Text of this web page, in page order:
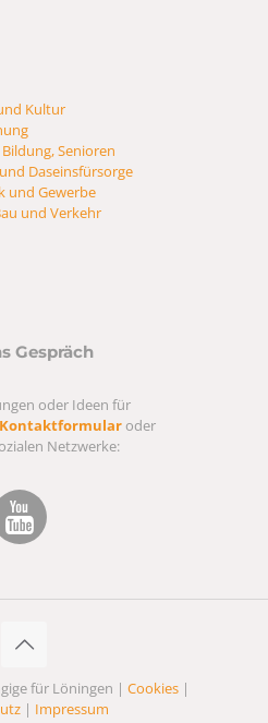
Kultur
Senioren
Daseinsfürsorge
und Gewerbe
und Verkehr
Gespräch
oder Ideen für
Kontaktformular oder
Netzwerke:
für Löningen | Cookies|
| Impressum